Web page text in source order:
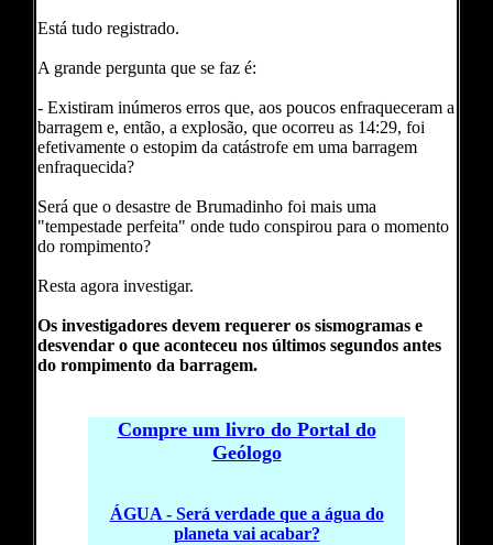
Está tudo registrado.
A grande pergunta que se faz é:
- Existiram inúmeros erros que, aos poucos enfraqueceram a
barragem e, então, a explosão, que ocorreu as 14:29, foi
efetivamente o estopim da catástrofe em uma barragem
enfraquecida?
Será que o desastre de Brumadinho foi mais uma
"tempestade perfeita" onde tudo conspirou para o momento
do rompimento?
Resta agora investigar.
Os investigadores devem requerer os sismogramas e
desvendar o que aconteceu nos últimos segundos antes
do rompimento da barragem.
Compre um livro do Portal do
Geólogo
ÁGUA - Será verdade que a água do
planeta vai acabar?